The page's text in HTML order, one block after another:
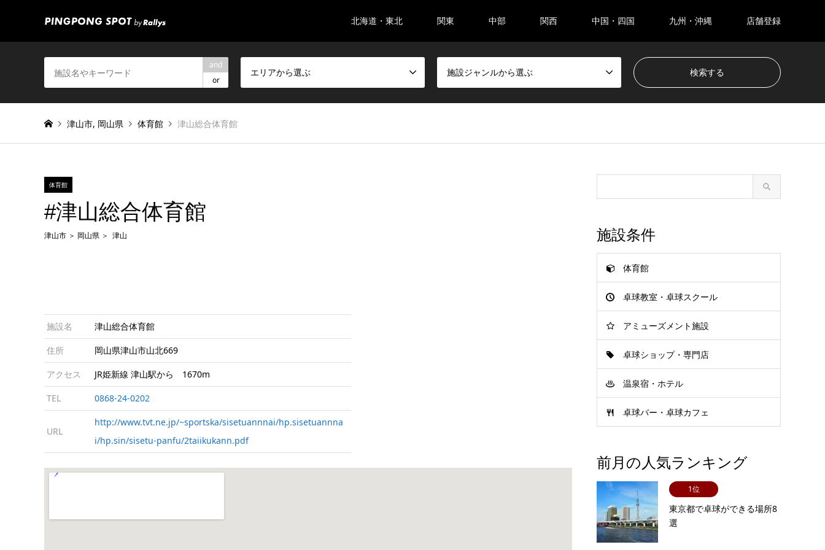
北海道・東北 関東 中部 関西 中国・四国 九州・沖縄 店舗登録
and
or
エリアから選ぶ 施設ジャンルから選ぶ
津山市, 岡山県 体育館 津山総合体育館
体育館
#津山総合体育館
津山市 岡山県 津山
施設名 津山総合体育館
住所 岡山県津山市山北669
アクセス JR姫新線 津山駅から 1670m
TEL 0868-24-0202
URL
http://www.tvt.ne.jp/~sportska/sisetuannnai/hp.sisetuannna
i/hp.sin/sisetu-panfu/2taiikukann.pdf
施設条件
体育館
卓球教室・卓球スクール
アミューズメント施設
卓球ショップ・専門店
温泉宿・ホテル
卓球バー・卓球カフェ
前月の人気ランキング
1位
東京都で卓球ができる場所8
選